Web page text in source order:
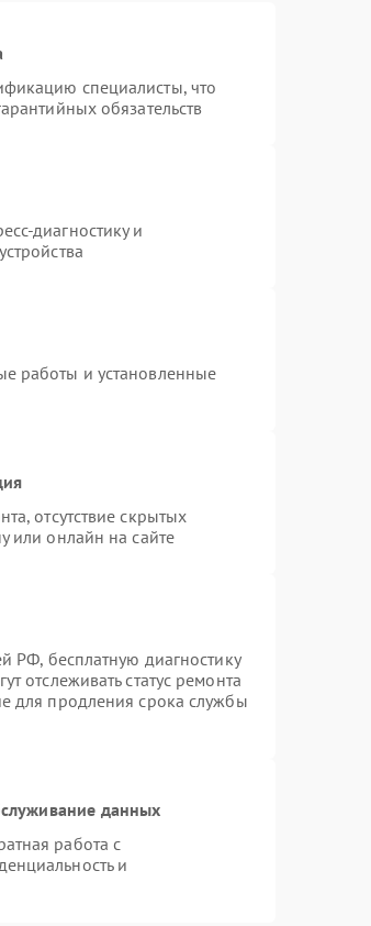
специалисты, что
обязательств
диагностику и
работы и установленные
отсутствие скрытых
или онлайн на сайте
РФ, бесплатную диагностику
отслеживать статус ремонта
для продления срока службы
данных
работа с
и